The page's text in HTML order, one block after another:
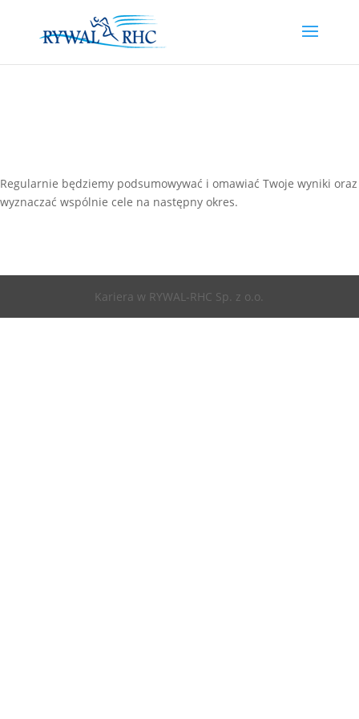
Regularnie będziemy podsumowywać i omawiać Twoje wyniki oraz
wyznaczać wspólnie cele na następny okres.
Kariera w RYWAL-RHC Sp. z o.o.